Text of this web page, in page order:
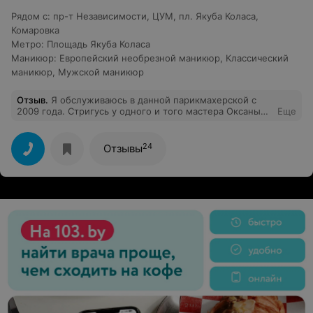
пожелеть перед Новым годом. Итог: помимо того, что
разговаривать с клиентами не умеет, так еще и как
специалист некудышний.Девочки,делайте вывод!
Рядом с: пр-т Независимости, ЦУМ, пл. Якуба Коласа,
Комаровка
Метро: Площадь Якуба Коласа
Маникюр: Европейский необрезной маникюр, Классический
маникюр, Мужской маникюр
Отзыв. Я обслуживаюсь в данной парикмахерской с
2009 года. Стригусь у одного и того мастера Оксаны
советчик, современных(!) взглядов мастер. У меня
были и короткие стрижки, и средней длины, и
укладки, и окраски. Всем довольна!!! И маму сюда
переманила))) Огромное спасибо за такие кадры!
Также отличный мастер по маникюру и педикюру
забыла про вросшие ногти! Спасибо огромное.
Еще
Отзывы24